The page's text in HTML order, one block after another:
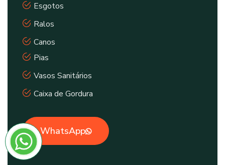
Esgotos
Ralos
Canos
Pias
Vasos Sanitários
Caixa de Gordura
WhatsApp